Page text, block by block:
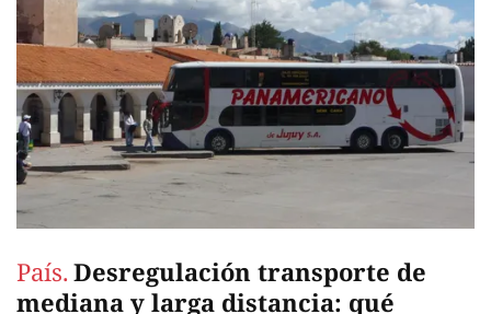
País. Desregulación transporte de
mediana y larga distancia: qué